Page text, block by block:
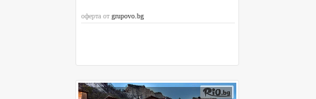
оферта отgrupovo.bg